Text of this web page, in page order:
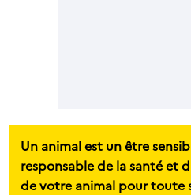
Un animal est un être
responsable de la santé et
de votre animal pour toute